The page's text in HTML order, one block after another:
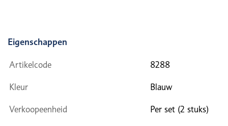
Eigenschappen
Artikelcode 8288
Kleur Blauw
Verkoopeenheid Per set (2 stuks)